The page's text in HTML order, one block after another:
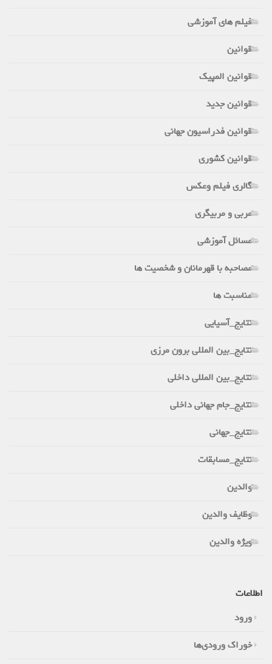
فیلم های آموزشی
قوانین
قوانین المپیک
قوانین جدید
قوانین فدراسیون جهانی
قوانین کشوری
گالری فیلم وعکس
مربی و مربیگری
مسائل آموزشی
مصاحبه با قهرمانان و شخصیت ها
مناسبت ها
نتایج_آسیایی
نتایج_بین المللی برون مرزی
نتایج_بین المللی داخلی
نتایج_جام جهانی داخلی
نتایج_جهانی
نتایج_مسابقات
والدین
وظایف والدین
ویژه والدین
اطلاعات
ورود
خوراک ورودی‌ها